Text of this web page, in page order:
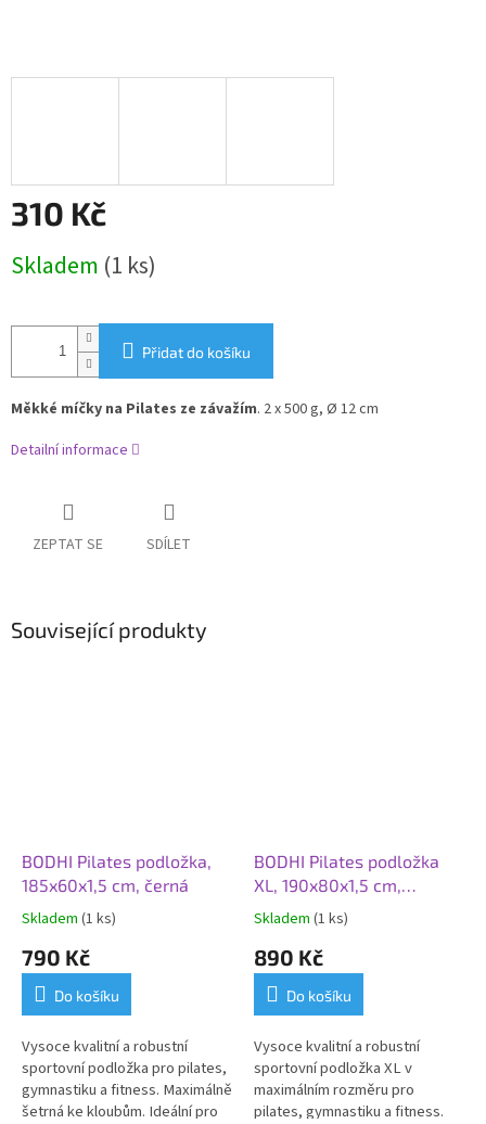
310 Kč
cena:
Skladem (1 ks)
Přidat do košíku
Měkké míčky na Pilates ze závažím. 2 x 500 g, Ø 12 cm
Detailní informace
ZEPTAT SE SDÍLET
Související produkty
BODHI Pilates podložka,
185x60x1,5 cm, černá
Skladem (1 ks)
790 Kč
Do košíku
Vysoce kvalitní a robustní
sportovní podložka pro pilates,
gymnastiku a fitness. Maximálně
šetrná ke kloubům. Ideální pro
BODHI Pilates podložka
XL, 190x80x1,5 cm,
červená
Skladem (1 ks)
890 Kč
Do košíku
Vysoce kvalitní a robustní
sportovní podložka XL v
maximálním rozměru pro
pilates, gymnastiku a fitness.